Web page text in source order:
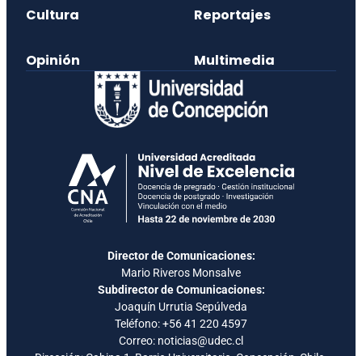
Cultura Reportajes
Opinión Multimedia
Director de Comunicaciones:
Mario Riveros Monsalve
Subdirector de Comunicaciones:
Joaquín Urrutia Sepúlveda
Teléfono:+56 41 220 4597
Correo: noticias@udec.cl